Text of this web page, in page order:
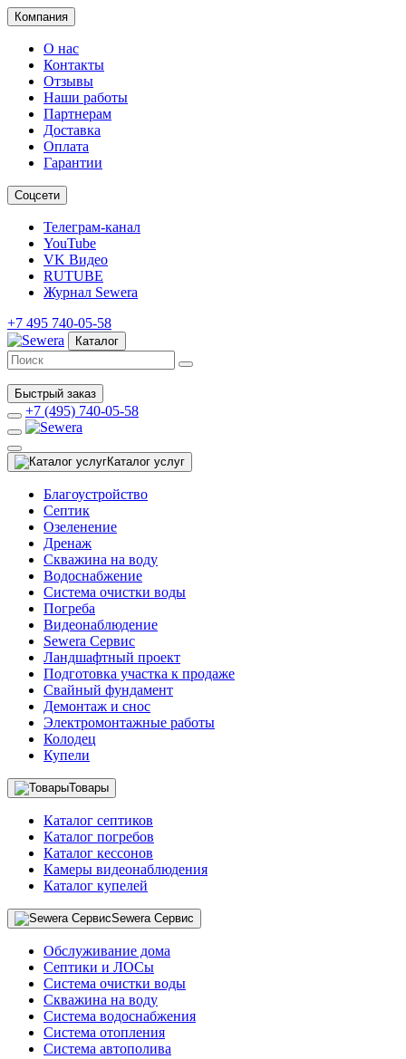
Компания
О нас
Контакты
Отзывы
Наши работы
Партнерам
Доставка
Оплата
Гарантии
Соцсети
Телеграм-канал
YouTube
VK Видео
RUTUBE
Журнал Sewera
+7 495 740-05-58
Каталог
Быстрый заказ
+7 (495) 740-05-58
Каталог услуг
Благоустройство
Септик
Озеленение
Дренаж
Скважина на воду
Водоснабжение
Система очистки воды
Погреба
Видеонаблюдение
Sewera Сервис
Ландшафтный проект
Подготовка участка к продаже
Свайный фундамент
Демонтаж и снос
Электромонтажные работы
Колодец
Купели
Товары
Каталог септиков
Каталог погребов
Каталог кессонов
Камеры видеонаблюдения
Каталог купелей
Sewera Сервис
Обслуживание дома
Септики и ЛОСы
Система очистки воды
Скважина на воду
Система водоснабжения
Система отопления
Система автополива